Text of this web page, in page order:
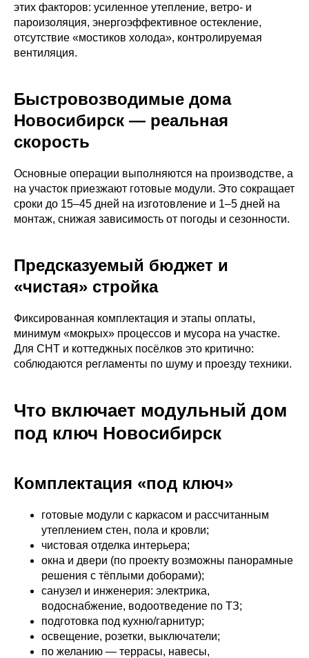
этих факторов: усиленное утепление, ветро‑ и
пароизоляция, энергоэффективное остекление,
отсутствие «мостиков холода», контролируемая
вентиляция.
Быстровозводимые дома
Новосибирск — реальная
скорость
Основные операции выполняются на производстве, а
на участок приезжают готовые модули. Это сокращает
сроки до 15–45 дней на изготовление и 1–5 дней на
монтаж, снижая зависимость от погоды и сезонности.
Предсказуемый бюджет и
«чистая» стройка
Фиксированная комплектация и этапы оплаты,
минимум «мокрых» процессов и мусора на участке.
Для СНТ и коттеджных посёлков это критично:
соблюдаются регламенты по шуму и проезду техники.
Что включает модульный дом
под ключ Новосибирск
Комплектация «под ключ»
готовые модули с каркасом и рассчитанным
утеплением стен, пола и кровли;
чистовая отделка интерьера;
окна и двери (по проекту возможны панорамные
решения с тёплыми доборами);
санузел и инженерия: электрика,
водоснабжение, водоотведение по ТЗ;
подготовка под кухню/гарнитур;
освещение, розетки, выключатели;
по желанию — террасы, навесы,